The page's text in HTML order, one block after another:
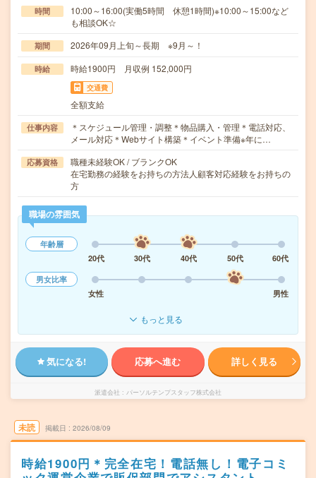
時間
10:00～16:00(実働5時間 休憩1時間)※10:00～15:00など
も相談OK☆
期間 2026年09月上旬～長期 ※9月～！
時給 時給1900円 月収例 152,000円
交通費
全額支給
仕事内容
＊スケジュール管理・調整＊物品購入・管理＊電話対応、
メール対応＊Webサイト構築＊イベント準備※年に…
応募資格
職種未経験OK / ブランクOK
在宅勤務の経験をお持ちの方法人顧客対応経験をお持ちの
方
職場の雰囲気
年齢層
20代
30代 40代 50代
60代
男女比率
女性
男性
もっと見る
気になる! 応募へ進む 詳しく見る
派遣会社 パーソルテンプスタッフ株式会社
未読 掲載日 2026/08/09
時給1900円＊完全在宅！電話無し！電子コミ